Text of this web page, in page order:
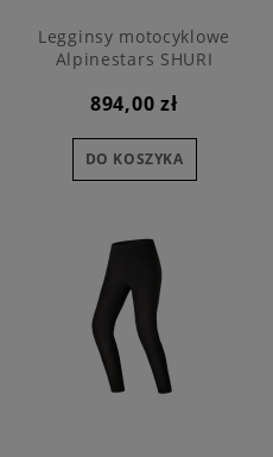
Legginsy motocyklowe
Alpinestars SHURI
894,00 zł
DO KOSZYKA